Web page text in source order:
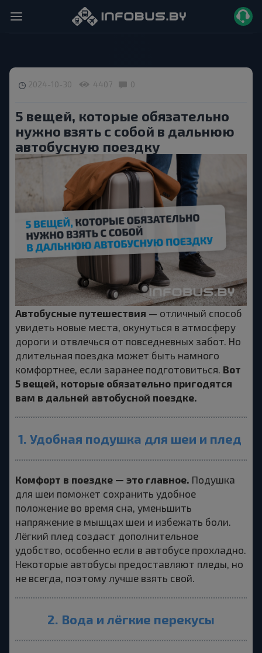
2024-10-30 4407 0
5 вещей, которые обязательно
нужно взять с собой в дальнюю
автобусную поездку
Автобусные путешествия — отличный способ
увидеть новые места, окунуться в атмосферу
дороги и отвлечься от повседневных забот. Но
длительная поездка может быть намного
комфортнее, если заранее подготовиться. Вот
5 вещей, которые обязательно пригодятся
вам в дальней автобусной поездке.
1. Удобная подушка для шеи и плед
Комфорт в поездке — это главное. Подушка
для шеи поможет сохранить удобное
положение во время сна, уменьшить
напряжение в мышцах шеи и избежать боли.
Лёгкий плед создаст дополнительное
удобство, особенно если в автобусе прохладно.
Некоторые автобусы предоставляют пледы, но
не всегда, поэтому лучше взять свой.
2. Вода и лёгкие перекусы